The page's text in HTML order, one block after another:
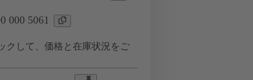
000 5061
クして、価格と在庫状況をご